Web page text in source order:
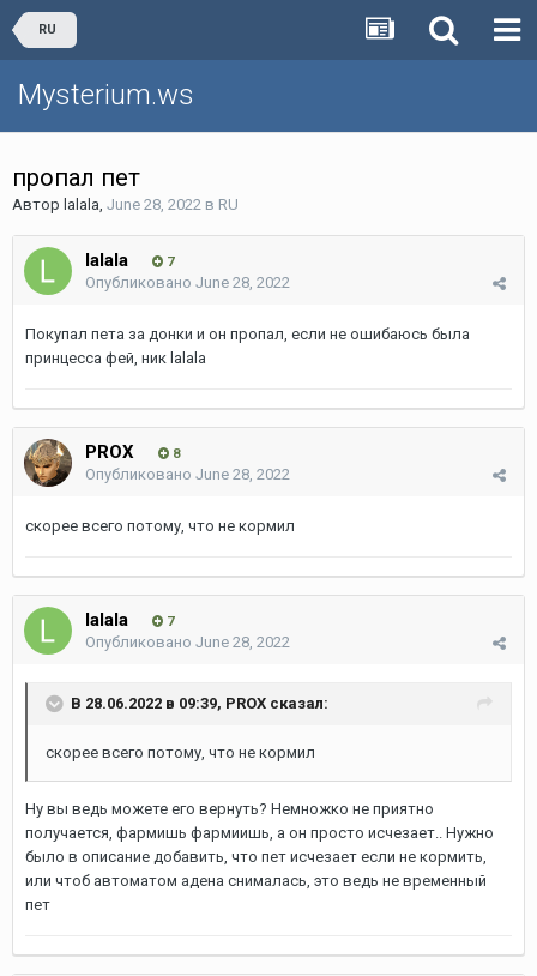
RU
Mysterium.ws
пропал пет
Автор lalala, June 28, 2022 в RU
lalala 7
Опубликовано June 28, 2022
Покупал пета за донки и он пропал, если не ошибаюсь была
принцесса фей, ник lalala
PROX 8
Опубликовано June 28, 2022
скорее всего потому, что не кормил
lalala 7
Опубликовано June 28, 2022
В 28.06.2022 в 09:39, PROX сказал:
скорее всего потому, что не кормил
Ну вы ведь можете его вернуть? Немножко не приятно
получается, фармишь фармиишь, а он просто исчезает.. Нужно
было в описание добавить, что пет исчезает если не кормить,
или чтоб автоматом адена снималась, это ведь не временный
пет